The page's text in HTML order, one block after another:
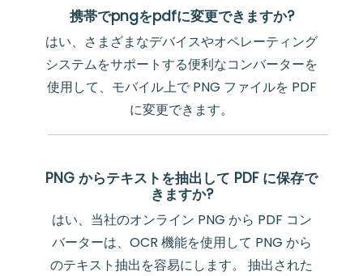
携帯でpngをpdfに変更できますか?
はい、さまざまなデバイスやオペレーティング
システムをサポートする便利なコンバーターを
使用して、モバイル上で PNG ファイルを PDF
に変更できます。
PNG からテキストを抽出して PDF に保存で
きますか?
はい、当社のオンライン PNG から PDF コン
バーターは、OCR 機能を使用して PNG から
のテキスト抽出を容易にします。 抽出された